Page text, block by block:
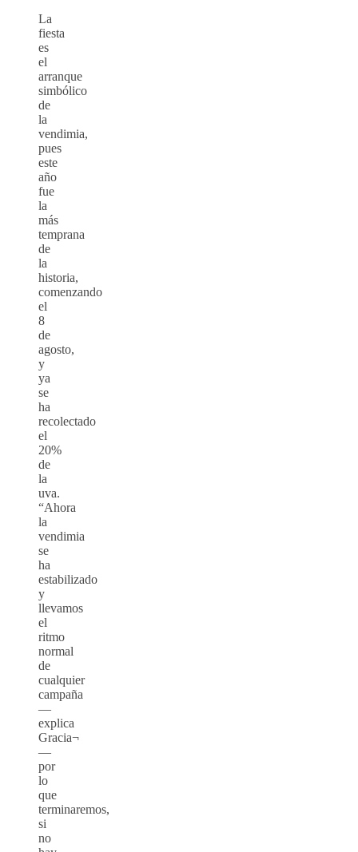
La
fiesta
es
el
arranque
simbólico
de
la
vendimia,
pues
este
año
fue
la
más
temprana
de
la
historia,
comenzando
el
8
de
agosto,
y
ya
se
ha
recolectado
el
20%
de
la
uva.
“Ahora
la
vendimia
se
ha
estabilizado
y
llevamos
el
ritmo
normal
de
cualquier
campaña
—
explica
Gracia¬
—
por
lo
que
terminaremos,
si
no